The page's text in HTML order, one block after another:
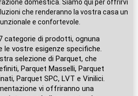
domestica. Siamo qui per offrirvi
che renderanno la vostra casa un
e confortevole.
categorie di prodotti, ognuna
le vostre esigenze specifiche.
selezione di Parquet, che
Parquet Masselli, Parquet
Parquet SPC, LVT e Vinilici.
vi offriranno una